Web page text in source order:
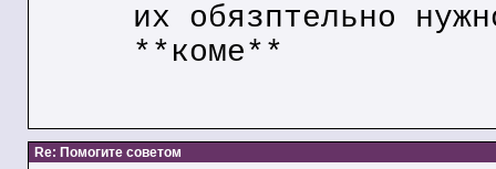
их обязптельно
**коме**
Re: Помогите советом